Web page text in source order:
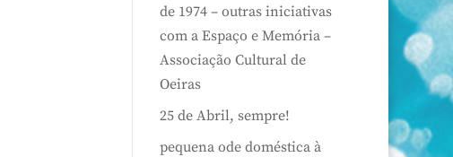
de 1974 – outras iniciativas
com a Espaço e Memória –
Associação Cultural de
Oeiras
25 de Abril, sempre!
pequena ode doméstica à